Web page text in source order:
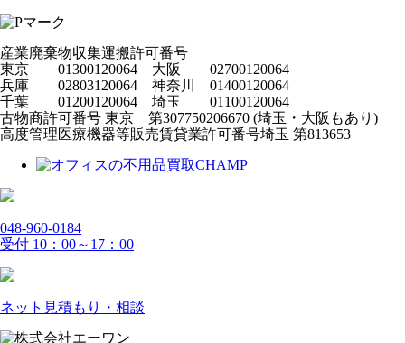
産業廃棄物収集運搬許可番号
東京 01300120064 大阪 02700120064
兵庫 02803120064 神奈川 01400120064
千葉 01200120064 埼玉 01100120064
古物商許可番号 東京 第307750206670 (埼玉・大阪もあり)
高度管理医療機器等販売賃貸業許可番号埼玉 第813653
048-960-0184
受付 10：00～17：00
ネット見積もり・相談